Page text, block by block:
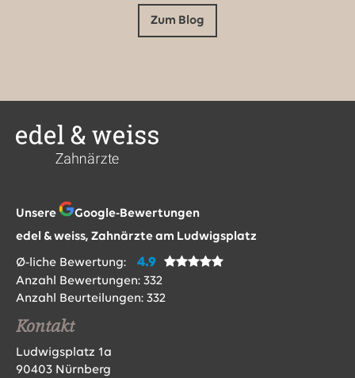
Zum Blog
Unsere
Google-Bewertungen
edel & weiss, Zahnärzte am Ludwigsplatz
Ø-liche Bewertung: 4.9
Anzahl Bewertungen: 332
Anzahl Beurteilungen: 332
Kontakt
Ludwigsplatz 1a
90403 Nürnberg